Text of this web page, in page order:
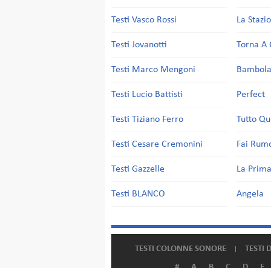
Testi Vasco Rossi
Testi Jovanotti
Testi Marco Mengoni
Testi Lucio Battisti
Testi Tiziano Ferro
Testi Cesare Cremonini
Testi Gazzelle
Testi BLANCO
La
Torna A
Bambola
Perfect
Tutto
Fai
La
Angela
TESTI COLONNE SONORE TESTI